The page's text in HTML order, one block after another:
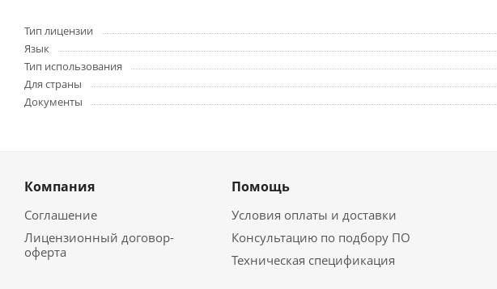
Тип лицензии
Язык
Тип использования
Для страны
Документы
Компания
Соглашение
Лицензионный договор-
оферта
Помощь
Условия оплаты и доставки
Консультацию по подбору ПО
Техническая спецификация